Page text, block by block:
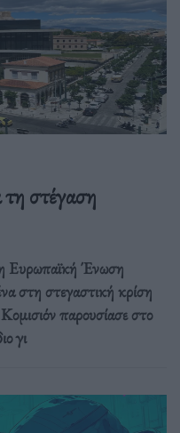
στέγαση
η Ευρωπαϊκή Ένωση
στη στεγαστική κρίση
παρουσίασε στο
γι